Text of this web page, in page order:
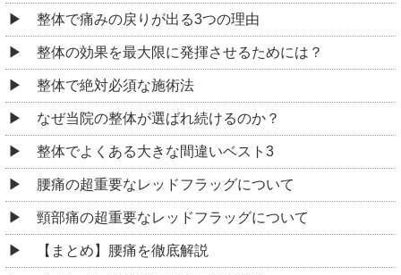
整体で痛みの戻りが出る3つの理由
整体の効果を最大限に発揮させるためには？
整体で絶対必須な施術法
なぜ当院の整体が選ばれ続けるのか？
整体でよくある大きな間違いベスト3
腰痛の超重要なレッドフラッグについて
頸部痛の超重要なレッドフラッグについて
【まとめ】腰痛を徹底解説